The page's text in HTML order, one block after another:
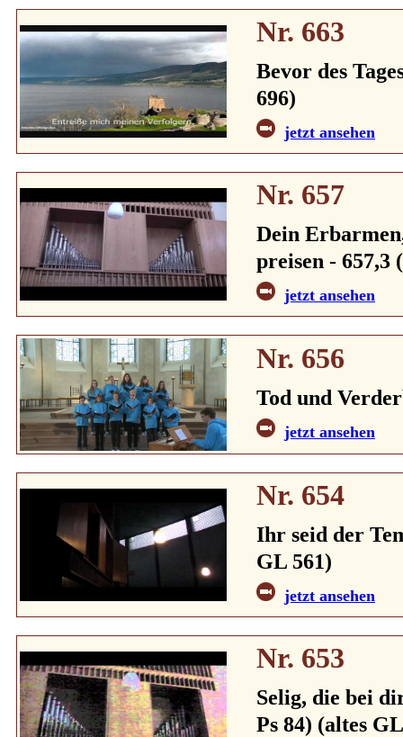
Nr. 663
Bevor des
696)
jetzt ansehen
Nr. 657
Dein
preisen - 657,3
jetzt ansehen
Nr. 656
Tod und
jetzt ansehen
Nr. 654
Ihr seid der
GL 561)
jetzt ansehen
Nr. 653
Selig, die bei
Ps 84) (altes